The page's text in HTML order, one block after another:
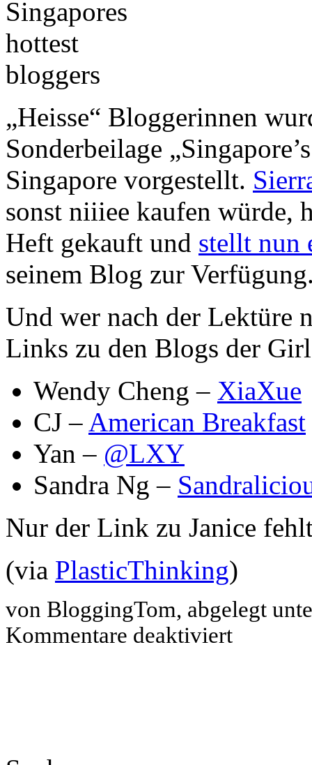
„Heisse“ Bloggerinnen
Sonderbeilage
Singapore vorgestellt.
sonst niiiee kaufen würde,
Heft gekauft und stellt nun
seinem Blog zur
Und wer nach der Lektüre
Links zu den Blogs der
Wendy Cheng – XiaXue
CJ – American Breakfast
Yan – @LXY
Sandra Ng –
Nur der Link zu Janice
(via PlasticThinking)
von BloggingTom, abgelegt
Kommentare deaktiviert